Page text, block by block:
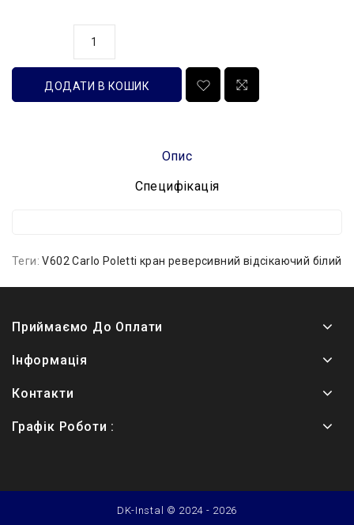
ДОДАТИ В КОШИК
Опис
Специфікація
Теги:V602 Carlo Poletti кран реверсивний відсікаючий білий
Приймаємо До Оплати
Інформація
Контакти
Графік Роботи :
DK-Instal © 2024 - 2026